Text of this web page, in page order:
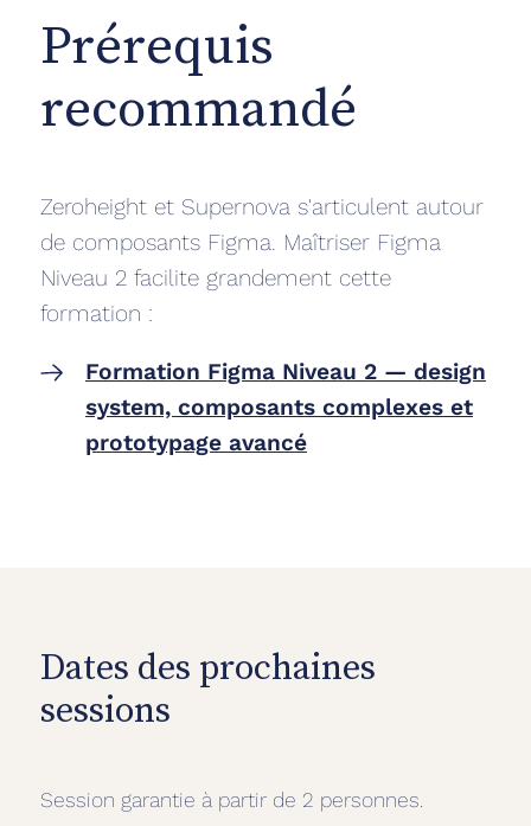
Prérequis
recommandé
Zeroheight et Supernova s'articulent autour
de composants Figma. Maîtriser Figma
Niveau 2 facilite grandement cette
formation :
Formation Figma Niveau 2 — design
system, composants complexes et
prototypage avancé
Dates des prochaines
sessions
Session garantie à partir de 2 personnes.